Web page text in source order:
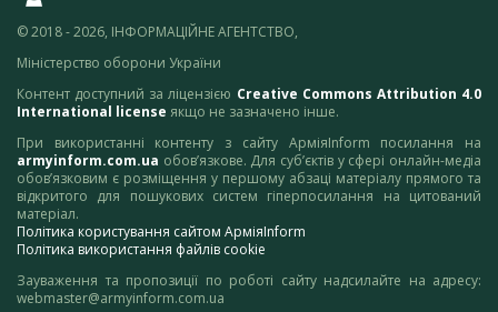
© 2018 - 2026, ІНФОРМАЦІЙНЕ АГЕНТСТВО,
Міністерство оборони України
Контент доступний за ліцензією Creative Commons Attribution 4.0
International license якщо не зазначено інше.
При використанні контенту з сайту АрміяInform посилання на
armyinform.com.ua обов’язкове. Для суб’єктів у сфері онлайн-медіа
обов’язковим є розміщення у першому абзаці матеріалу прямого та
відкритого для пошукових систем гіперпосилання на цитований
матеріал.
Політика користування сайтом АрміяInform
Політика використання файлів cookie
Зауваження та пропозиції по роботі сайту надсилайте на адресу:
webmaster@armyinform.com.ua